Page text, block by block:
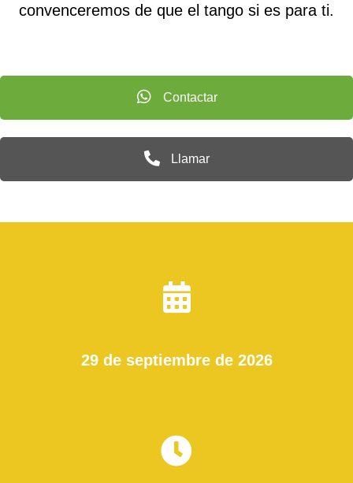
convenceremos de que el tango si es para ti.
Contactar
Llamar
29 de septiembre de 2026